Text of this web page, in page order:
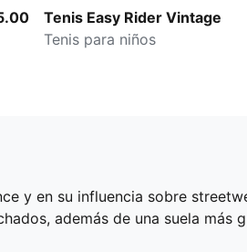
Tenis Easy Rider Vintage
Tenis para niños
y en su influencia sobre
además de una suela más